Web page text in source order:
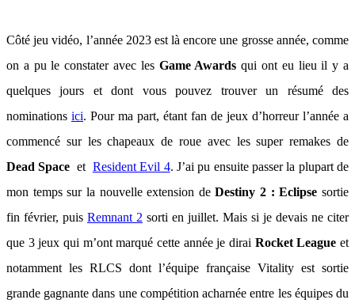
Côté jeu vidéo, l’année 2023 est là encore une grosse année, comme
on a pu le constater avec les Game Awards qui ont eu lieu il y a
quelques jours et dont vous pouvez trouver un résumé des
nominations ici. Pour ma part, étant fan de jeux d’horreur l’année a
commencé sur les chapeaux de roue avec les super remakes de
Dead Space et Resident Evil 4. J’ai pu ensuite passer la plupart de
mon temps sur la nouvelle extension deDestiny 2 : Eclipse sortie
fin février, puis Remnant 2 sorti en juillet. Mais si je devais ne citer
que 3 jeux qui m’ont marqué cette année je dirai Rocket League et
notamment les RLCS dont l’équipe française Vitality est sortie
grande gagnante dans une compétition acharnée entre les équipes du